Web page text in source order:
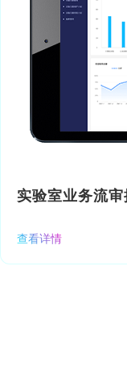
实验室业务流
查看详情